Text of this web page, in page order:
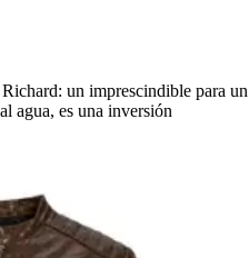
un imprescindible para un
agua, es una inversión